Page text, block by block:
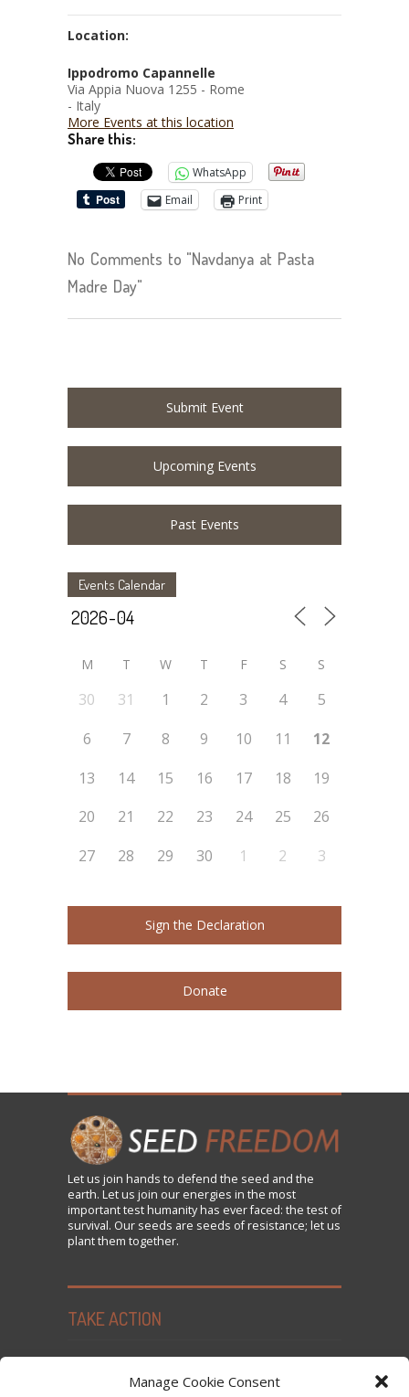
Manage Cookie Consent
Location:
Ippodromo Capannelle
Via Appia Nuova 1255 - Rome
- Italy
More Events at this location
Share this:
WhatsApp
Email
Print
No Comments to "Navdanya at Pasta
Madre Day"
Submit Event
Upcoming Events
Past Events
Events Calendar
M T W T F S S
30 31 1 2 3 4
5
6
7 8 9 10 11
12
13
14 15 16 17 18
19
20
21 22 23 24 25
26
27
28 29 30 1 2 3
Sign the Declaration
Donate
Let us join hands to defend the seed and the
earth. Let us join our energies in the most
important test humanity has ever faced: the test of
survival. Our seeds are seeds of resistance; let us
plant them together.
TAKE ACTION